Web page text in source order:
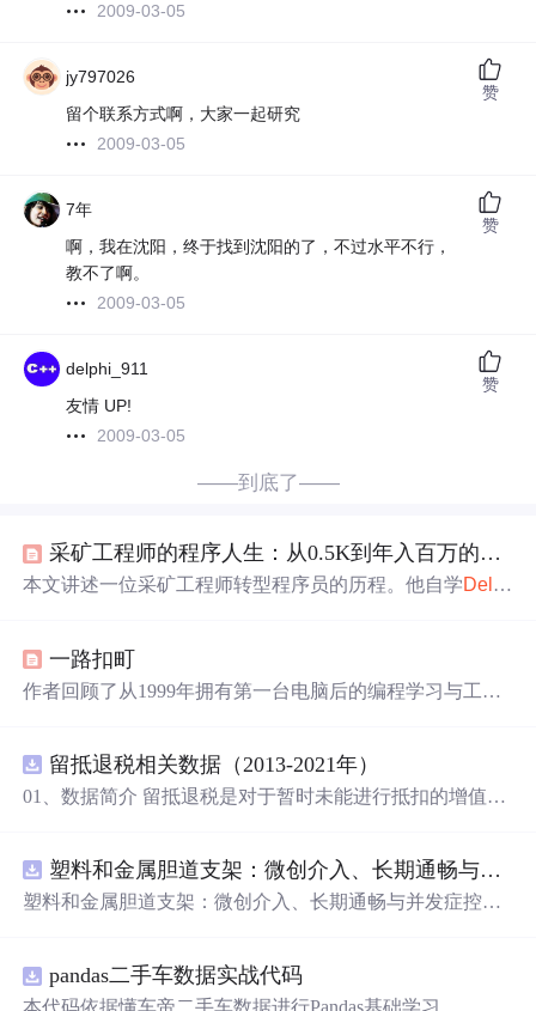
2009-03-05
jy797026
留个联系方式啊，大家一起研究
2009-03-05
赞
7年
啊，我在沈阳，终于找到沈阳的了，不过水平不行，
教不了啊。
2009-03-05
赞
delphi_911
友情 UP!
2009-03-05
赞
——到底了——
采矿工程师的程序人生：从0.5K到年入百万的成长之路
本文讲述一位采矿工程师转型程序员的历程。他自学Delp
作、合同收入不断提升收入，最终实现月均收入80K左
右，走上年入百万的成长之路。
一路扣町
作者回顾了从1999年拥有第一台电脑后的编程学习与工作
历了不适应，对 Delphi有了新认识，最终进入Java时代。
留抵退税相关数据（2013-2021年）
01、数据简介 留抵退税是对于暂时未能进行抵扣的增值
税额。简单来说，就是企业现在还不能抵扣的增值税，可
以予以提前全额退还。 留抵退税是一项重要的税收政策优
退税相关数据 数据年份：2013-2021年 02、相关数据 证券
代码、证券简称、会计期间、上市日期、行业代码、行业
塑料和金属胆道支架：微创介入、长期通畅与并发症控制驱动全球市场增长.docx
塑料和金属胆道支架：微创介入、长期通畅与并发症控制
pandas二手车数据实战代码